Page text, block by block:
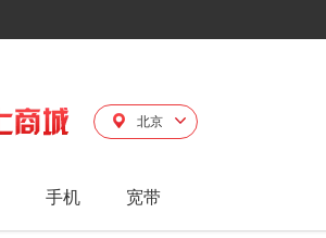
北京
手机 宽带